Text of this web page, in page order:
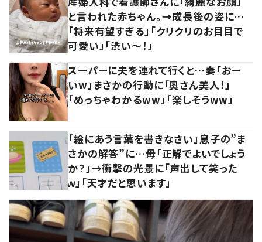
と言われた赤ちゃん。→成長後の姿に…
「将来有望すぎる」「クリクリのお目目で
可愛い」「渋い～！」
スーパーに夫を連れて行くと…妻「おー
いw」まさかの行動に「奥さん美人！」
「めっちゃわかるww」「楽しそうww」
「絵にあう言葉を書きなさい」息子の”ま
さかの解答”に…母「正解でよいでしょう
か？」→衝撃の光景に「声出して笑った
ｗ」「天才だと思います」